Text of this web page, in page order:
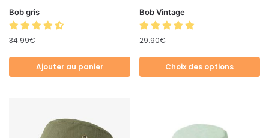
Bob gris
34.99€
Ajouter au panier
Bob Vintage
29.90€
Choix des options